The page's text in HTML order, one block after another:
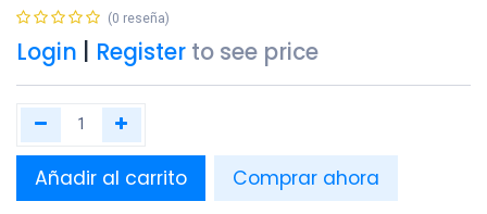
(0 reseña)
Login Register to see price
Añadir al carrito Comprar ahora